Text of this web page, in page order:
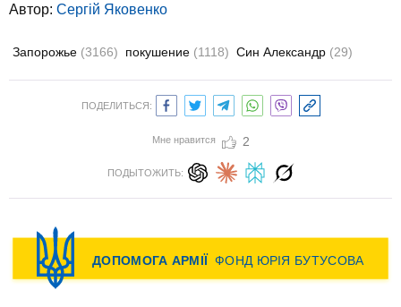
Автор: Сергій Яковенко
Запорожье (3166) покушение (1118) Син Александр (29)
ПОДЕЛИТЬСЯ:
Мне нравится 2
ПОДЫТОЖИТЬ: